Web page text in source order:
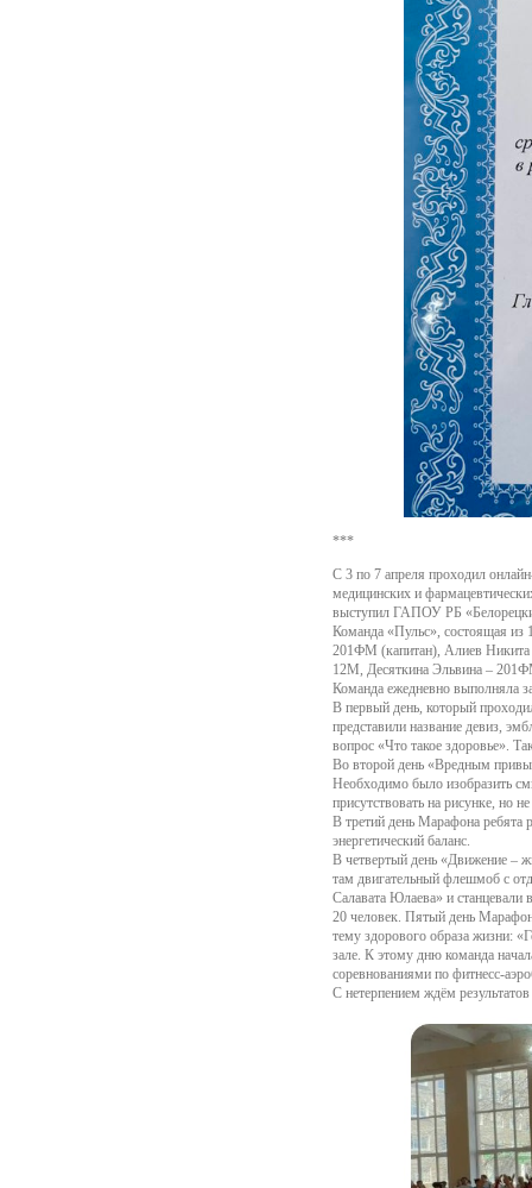
***
С 3 по 7 апреля проходил
медицинских и
выступил ГАПОУ РБ
Команда «Пульс», состоящая
201ФМ (капитан), Алиев
12М, Десяткина Эльвина –
Команда ежедневно выполняла
В первый день, который
представили название девиз,
вопрос «Что такое здоровье».
Во второй день «Вредным
Необходимо было изобразить
присутствовать на рисунке, но
В третий день Марафона ребята
энергетический баланс.
В четвертый день «Движение –
там двигательный флешмоб с
Салавата Юлаева» и
20 человек. Пятый день
тему здорового образа жизни:
зале. К этому дню команда
соревнованиями по фитнесс-
С нетерпением ждём